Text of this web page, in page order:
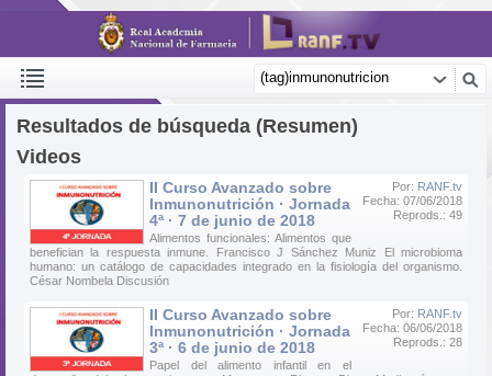
Resultados de búsqueda (Resumen)
Videos
Por: RANF.tv
Fecha: 07/06/2018
Reprods.: 49
II Curso Avanzado sobre
Inmunonutrición · Jornada
4ª · 7 de junio de 2018
Alimentos funcionales: Alimentos que
benefician la respuesta inmune. Francisco J Sánchez Muniz El microbioma
humano: un catálogo de capacidades integrado en la fisiología del organismo.
César Nombela Discusión
Por: RANF.tv
Fecha: 06/06/2018
Reprods.: 28
II Curso Avanzado sobre
Inmunonutrición · Jornada
3ª · 6 de junio de 2018
Papel del alimento infantil en el